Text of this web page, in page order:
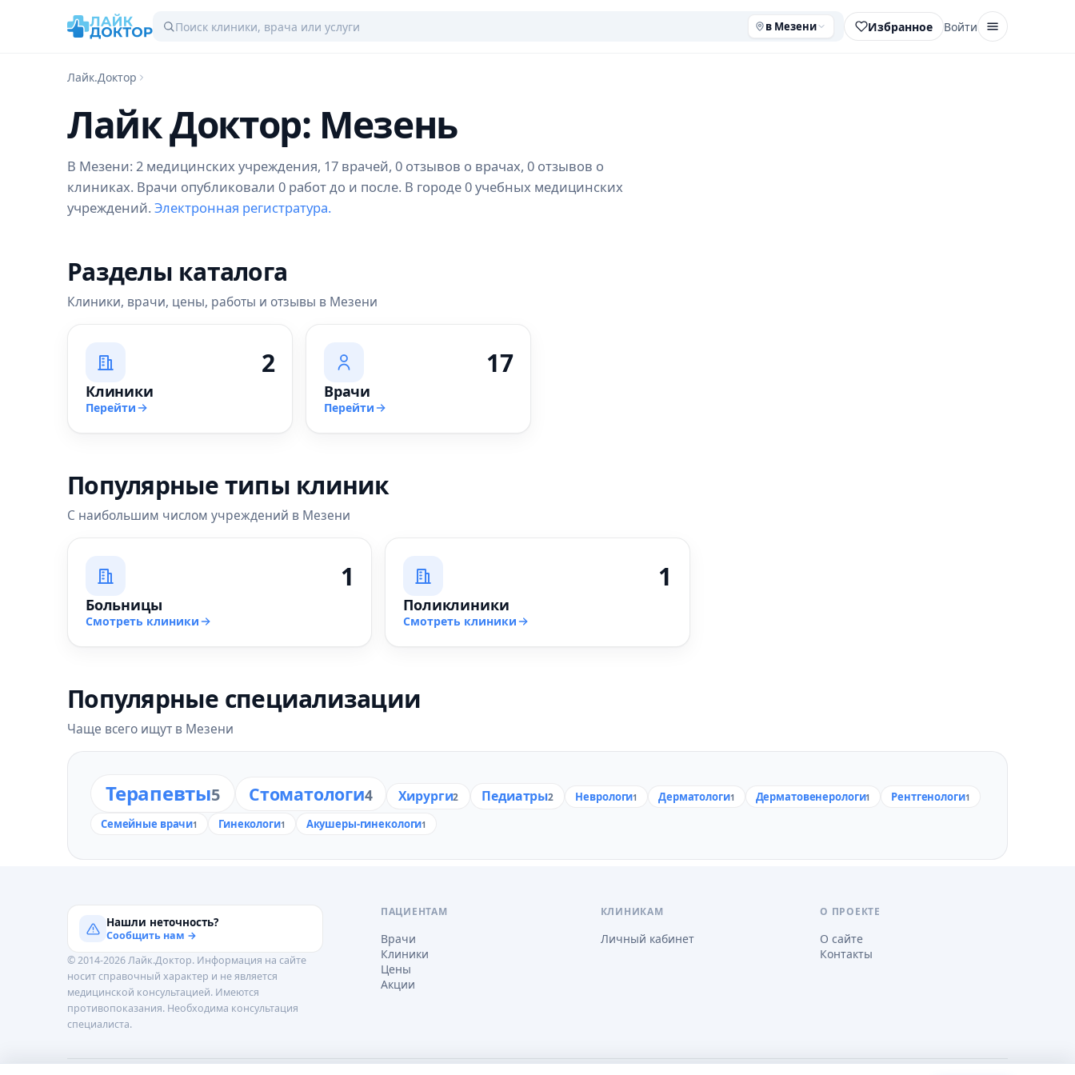
в Мезени Избранное Войти
Лайк.Доктор
Лайк Доктор: Мезень
В Мезени: 2 медицинских учреждения, 17 врачей, 0 отзывов о врачах, 0 отзывов о
клиниках. Врачи опубликовали 0 работ до и после. В городе 0 учебных медицинских
учреждений. Электронная регистратура.
Разделы каталога
Клиники, врачи, цены, работы и отзывы в Мезени
2
Клиники
Перейти
17
Врачи
Перейти
Популярные типы клиник
С наибольшим числом учреждений в Мезени
1
Больницы
Смотреть клиники
1
Поликлиники
Смотреть клиники
Популярные специализации
Чаще всего ищут в Мезени
Терапевты5 Стоматологи4 Хирурги2 Педиатры2 Неврологи1 Дерматологи1 Дерматовенерологи1 Рентгенологи1
Семейные врачи1 Гинекологи1 Акушеры-гинекологи1
Нашли неточность?
Сообщить нам →
© 2014-2026 Лайк.Доктор. Информация на сайте
носит справочный характер и не является
медицинской консультацией. Имеются
противопоказания. Необходима консультация
специалиста.
ПАЦИЕНТАМ
Врачи
Клиники
Цены
Акции
КЛИНИКАМ
Личный кабинет
О ПРОЕКТЕ
О сайте
Контакты